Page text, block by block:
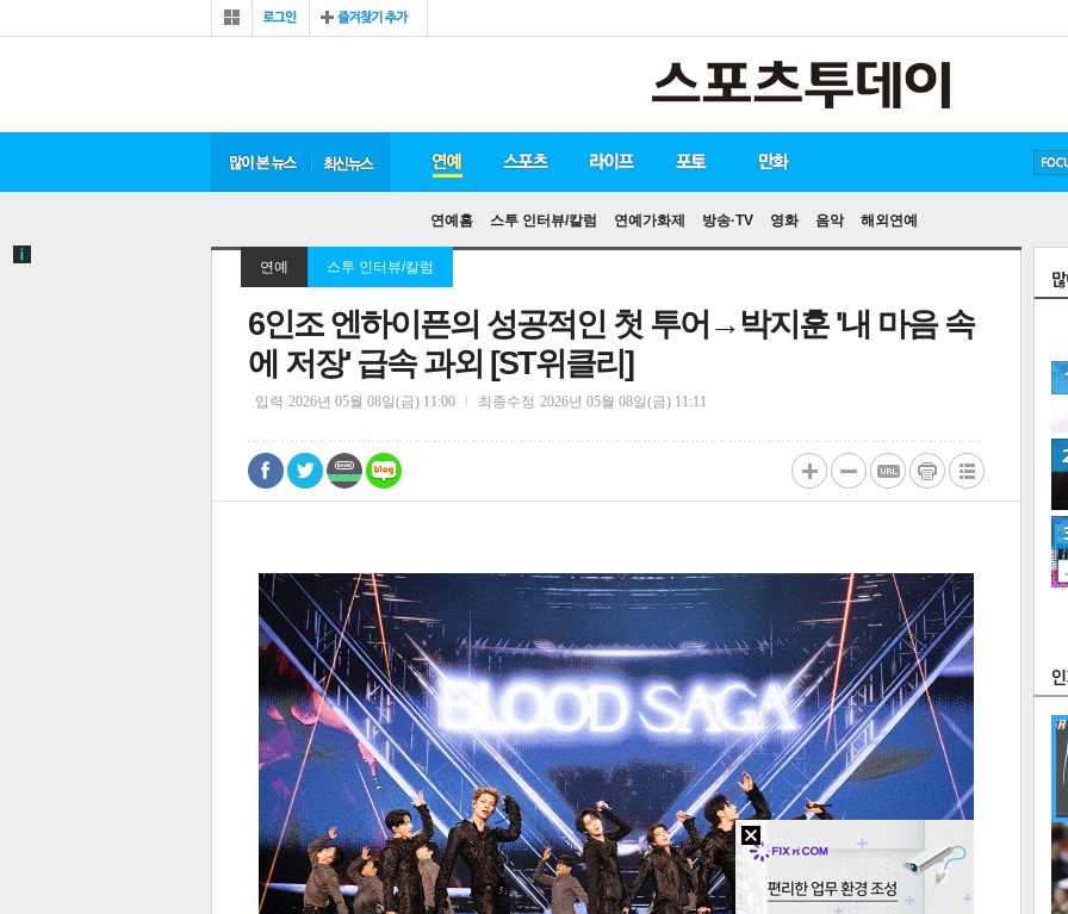
로그 즐겨찾기
많이 본 뉴스 최신 뉴스 연예
연예홈 스투 인터뷰/칼럼 연예가화제 방송·TV 영화 음악 해외연예
스포츠 라이프 포토
만화
연예 스투 인터뷰/칼럼
6인조 엔하이픈의 성공적인 첫 투어→박지훈 '내 마음 속
에 저장' 급속 과외 [ST위클리]
입력 2026년 05월 08일(금) 11:00 최종수정 2026년 05월 08일(금) 11:11
0
연예